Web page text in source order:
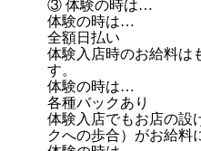
③ 体験の時は…
体験の時は…
全額日払い
体験入店時のお給料は
す。
体験の時は…
各種バックあり
体験入店でもお店の設
クへの歩合）がお給料